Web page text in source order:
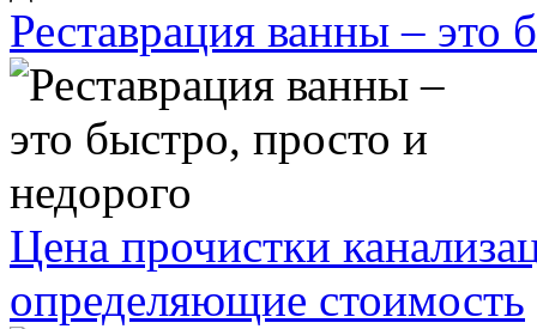
Реставрация ванны – это
Цена прочистки
определяющие стоимость